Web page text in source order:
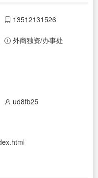
13512131526
外商独资/办事处
ud8fb25